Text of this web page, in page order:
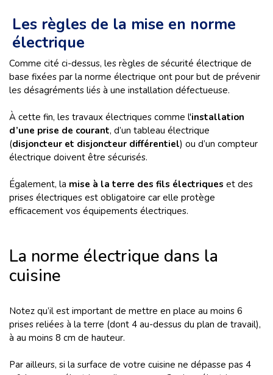
Les règles de la mise en norme
électrique
Comme cité ci-dessus, les règles de sécurité électrique de
base fixées par la norme électrique ont pour but de prévenir
les désagréments liés à une installation défectueuse.
À cette fin, les travaux électriques comme l'installation
d’une prise de courant, d’un tableau électrique
(disjoncteur et disjoncteur différentiel) ou d’un compteur
électrique doivent être sécurisés.
Également, la mise à la terre des fils électriques et des
prises électriques est obligatoire car elle protège
efficacement vos équipements électriques.
La norme électrique dans la
cuisine
Notez qu’il est important de mettre en place au moins 6
prises reliées à la terre (dont 4 au-dessus du plan de travail),
à au moins 8 cm de hauteur.
Par ailleurs, si la surface de votre cuisine ne dépasse pas 4